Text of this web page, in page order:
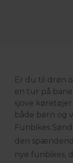
Er du til drøn
en tur på
sjove
både børn og
Funbikes
den
nye funbikes,